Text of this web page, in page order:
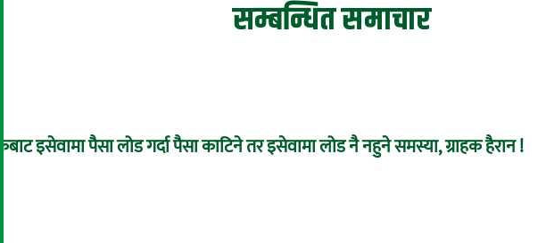
सम्बन्धित समाचार
बैंकबाट इसेवामा पैसा लोड गर्दा पैसा काटिने तर इसेवामा लोड नै नहुने समस्या, ग्राहक हैरान !